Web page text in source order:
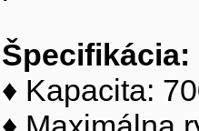
Špecifikácia:
♦ Kapacita: